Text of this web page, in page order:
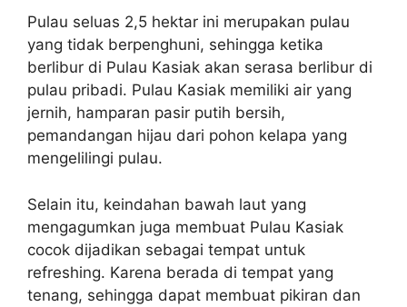
Pulau seluas 2,5 hektar ini merupakan pulau
yang tidak berpenghuni, sehingga ketika
berlibur di Pulau Kasiak akan serasa berlibur di
pulau pribadi. Pulau Kasiak memiliki air yang
jernih, hamparan pasir putih bersih,
pemandangan hijau dari pohon kelapa yang
mengelilingi pulau.
Selain itu, keindahan bawah laut yang
mengagumkan juga membuat Pulau Kasiak
cocok dijadikan sebagai tempat untuk
refreshing. Karena berada di tempat yang
tenang, sehingga dapat membuat pikiran dan